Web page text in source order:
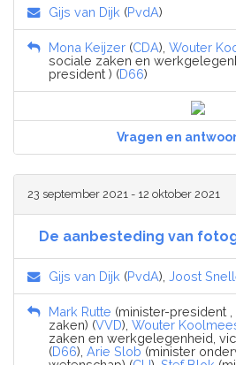
Gijs van Dijk (PvdA)
Mona Keijzer (CDA), Wouter
sociale zaken en
president ) (D66)
Vragen en
23 september 2021 - 12 oktober 2021
De aanbesteding van
Gijs van Dijk (PvdA), Joost
Mark Rutte (minister-president
zaken) (VVD), Wouter
zaken en werkgelegenheid,
(D66), Arie Slob (minister